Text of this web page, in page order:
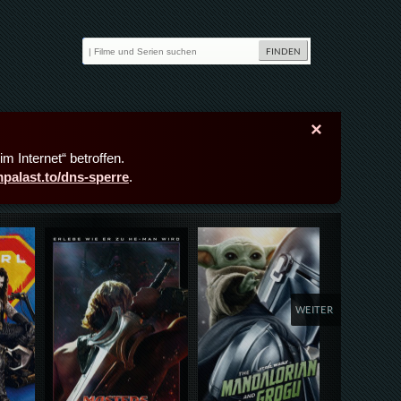
×
Internet“ betroffen.
dns-sperre.
Details,Play Details,Play
WEITER